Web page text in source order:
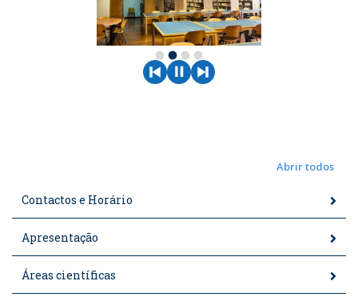
fiber_manual_record fiber_manual_record fiber_manual_record fiber_manual_record
Abrir todos
Contactos e Horário
Apresentação
Áreas científicas